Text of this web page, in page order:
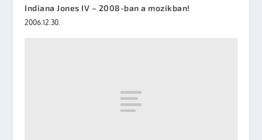
Indiana Jones IV – 2008-ban a mozikban!
2006.12.30.